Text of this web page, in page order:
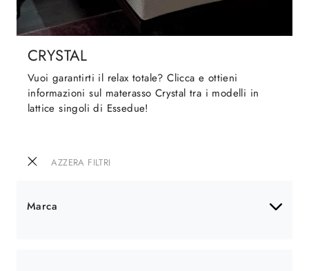
AZZERA FILTRI
Marca
CRYSTAL
Vuoi garantirti il relax totale? Clicca e ottieni
informazioni sul materasso Crystal tra i modelli in
lattice singoli di Essedue!